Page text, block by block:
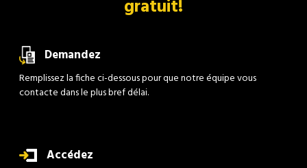
Resellers
Demo
gratuit!
Demandez
Remplissez la fiche ci-dessous pour que notre équipe vous
contacte dans le plus bref délai.
Accédez